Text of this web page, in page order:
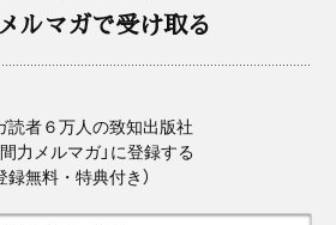
ルマガで受け取る
読者６万人の致知出版社
力メルマガ」に登録する
録無料・特典付き）